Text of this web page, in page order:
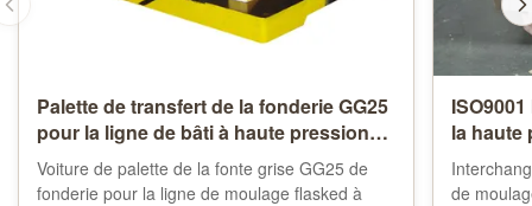
Palette de transfert de la fonderie GG25
pour la ligne de bâti à haute pression
de Flasked
Voiture de palette de la fonte grise GG25 de
fonderie pour la ligne de moulage flasked à
la haute
de